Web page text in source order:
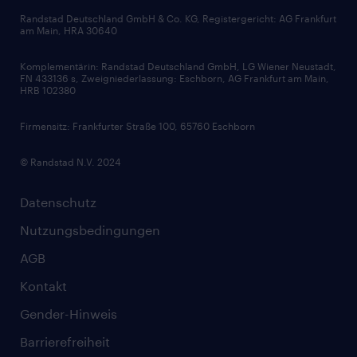
Zertifikate und Auszeichnungen
Bewerbungsratgeber
Soft Skills
Skills
Datenschutz
Nutzungsbedingungen
AGB
Kontakt
Gender-Hinweis
Barrierefreiheit
Randstad Deutschland GmbH & Co. KG, Registergericht: AG Frankfurt
am Main, HRA 30640
Komplementärin: Randstad Deutschland GmbH, LG Wiener Neustadt,
FN 433136 s, Zweigniederlassung: Eschborn, AG Frankfurt am Main,
HRB 102380
Firmensitz: Frankfurter Straße 100, 65760 Eschborn
© Randstad N.V. 2024